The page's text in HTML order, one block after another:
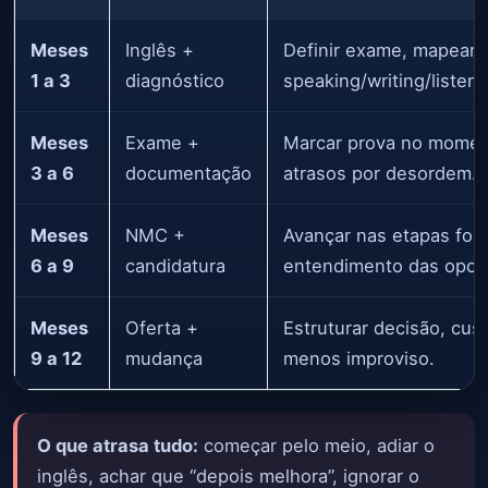
Meses
1 a 3
Inglês +
diagnóstico
Definir exame, mapear
speaking/writing/
Meses
3 a 6
Exame +
documentação
Marcar prova no
atrasos por desordem.
Meses
6 a 9
NMC +
candidatura
Avançar nas etapas
entendimento das
Meses
9 a 12
Oferta +
mudança
Estruturar decisão,
menos improviso.
O que atrasa tudo: começar pelo meio, adiar o
inglês, achar que “depois melhora”, ignorar o